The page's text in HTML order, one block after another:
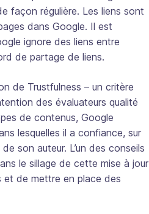
façon régulière. Les liens sont
dans Google. Il est
ignore des liens entre
de partage de liens.
de Trustfulness – un critère
des évaluateurs qualité
de contenus, Google
lesquelles il a confiance, sur
son auteur. L’un des conseils
le sillage de cette mise à jour
et de mettre en place des